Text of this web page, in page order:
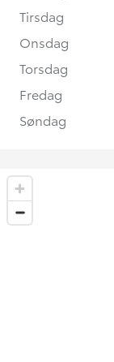
Tirsdag
Onsdag
Torsdag
Fredag
Søndag